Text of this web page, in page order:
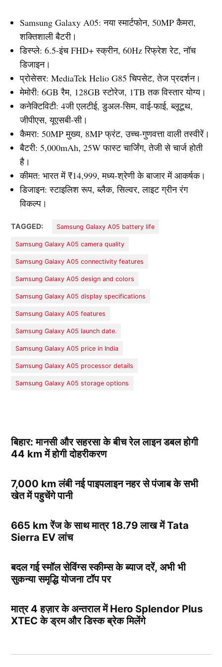
Samsung Galaxy A05: नया स्मार्टफोन, 50MP कैमरा,
शक्तिशाली बैटरी।
डिस्प्ले: 6.5-इंच FHD+ स्क्रीन, 60Hz रिफ्रेश रेट, नॉच
डिजाइन।
प्रोसेसर: MediaTek Helio G85 चिपसेट, तेज प्रदर्शन।
मेमोरी: 6GB रैम, 128GB स्टोरेज, 1TB तक विस्तार योग्य।
कनेक्टिविटी: 4जी एलटीई, डुअल-सिम, वाई-फाई, ब्लूटूथ,
जीपीएस, यूएसबी-सी।
कैमरा: 50MP मुख्य, 8MP फ्रंट, उच्च-गुणवत्ता वाली तस्वीरें।
बैटरी: 5,000mAh, 25W फास्ट चार्जिंग, तेजी से चार्ज होती
है।
कीमत: भारत में ₹14,999, मध्य-श्रेणी के बाजार में आकर्षक।
डिजाइन: स्टाइलिश रूप, ब्लैक, सिल्वर, लाइट ग्रीन रंग
विकल्प।
TAGGED: Samsung Galaxy A05 battery life
Samsung Galaxy A05 camera quality
Samsung Galaxy A05 connectivity features
Samsung Galaxy A05 design and colors
Samsung Galaxy A05 display specifications
Samsung Galaxy A05 features
Samsung Galaxy A05 launch date.
Samsung Galaxy A05 price in India
Samsung Galaxy A05 processor details
Samsung Galaxy A05 storage options
बिहार: मानसी और सहरसा के बीच रेल लाइन डबल होगी
44 km में होगी दोहरीकरण
7,000 km लंबी नई पाइपलाइन नहर से पंजाब के सभी
खेत में पहुचेंगे पानी
665 km रेंज के साथ मात्र 18.79 लाख में Tata
Sierra EV लांच
बदल गई स्मॉल सेविंग्स स्कीम्स के ब्याज दरें, अभी भी
सुकन्या समृद्धि योजना टॉप पर
मात्र 4 हज़ार के अन्तराल में Hero Splendor Plus
XTEC के ड्रम और डिस्क ब्रेक मिलेंगे